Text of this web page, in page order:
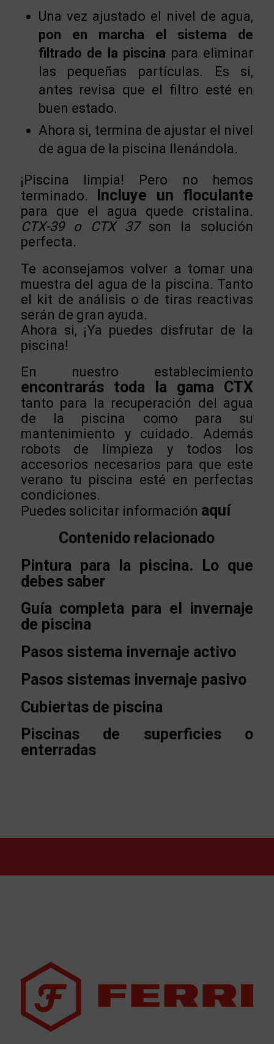
Una vez ajustado el nivel de agua,
pon en marcha el sistema de
filtrado de la piscina para eliminar
las pequeñas partículas. Es si,
antes revisa que el filtro esté en
buen estado.
Ahora si, termina de ajustar el nivel
de agua de la piscina llenándola.
¡Piscina limpia! Pero no hemos
terminado.
Incluye un floculante
para que el agua quede cristalina.
CTX-39 o CTX 37son la solución
perfecta.
Te aconsejamos volver a tomar una
muestra del agua de la piscina. Tanto
el kit de análisis o de tiras reactivas
serán de gran ayuda.
Ahora si, ¡Ya puedes disfrutar de la
piscina!
En nuestro establecimiento
encontrarás toda la gama CTX
tanto para la recuperación del agua
de la piscina como para su
mantenimiento y cuidado. Además
robots de limpieza y todos los
accesorios necesarios para que este
verano tu piscina esté en perfectas
condiciones.
Puedes solicitar información aquí
Contenido relacionado
Pintura para la piscina. Lo que
debes saber
Guía completa para el invernaje
de piscina
Pasos sistema invernaje activo
Pasos sistemas invernaje pasivo
Cubiertas de piscina
Piscinas de superficies o
enterradas